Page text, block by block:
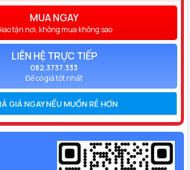
MUA NGAY
tận nơi, không mua không sao
LIÊN HỆ TRỰC TIẾP
082.3737.333
Để có giá tốt nhất
GIÁ NGAY NẾU MUỐN RẺ HƠN